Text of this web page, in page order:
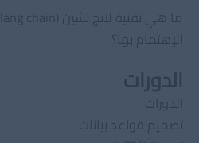
الإهتمام بها؟
الدورات
الدورات
تصميم قواعد بيانات